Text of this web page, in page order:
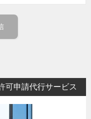
可申請代行サービス